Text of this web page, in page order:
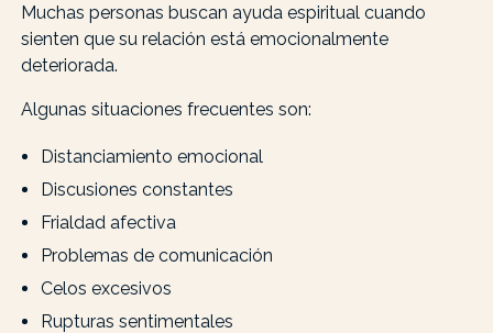
Muchas personas buscan ayuda espiritual cuando
sienten que su relación está emocionalmente
deteriorada.
Algunas situaciones frecuentes son:
Distanciamiento emocional
Discusiones constantes
Frialdad afectiva
Problemas de comunicación
Celos excesivos
Rupturas sentimentales